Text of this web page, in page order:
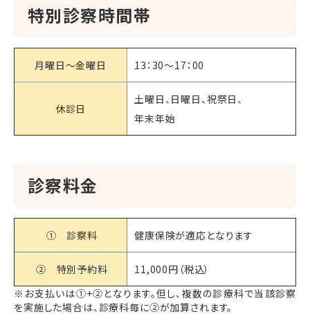
特別診察時間帯
月曜日～金曜日 13：30～17：00
休診日
土曜日、日曜日、祝祭日、
年末年始
診察料金
① 診察料 健康保険が適応となります
② 特別予約料
11,000円（税込）
※お支払いは①+②となります。但し、複数の診療科で当該診察
を実施した場合は、診療科毎に②が加算されます。